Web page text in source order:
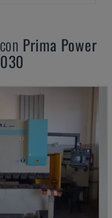
Prima Power